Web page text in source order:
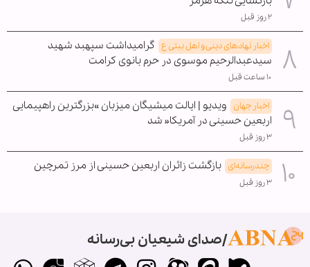
۲ روز قبل
اخبار نهادهای دینی و اهل بیتی ع گرامیداشت سپهبد شهید
سیدعبدالرحیم موسوی در حرم بانوی کرامت
۱۰ ساعت قبل
اخبار جهان ویدیو | ایالت میشیگان میزبان »بزرگترین راهپیمایی
اربعین حسینی در آمریکا« شد
۳ روز قبل
چندرسانه‌ای بازگشت زائران اربعین حسینی از مرز تمرچین
۳ روز قبل
صدای شیعیان بی‌رسانه